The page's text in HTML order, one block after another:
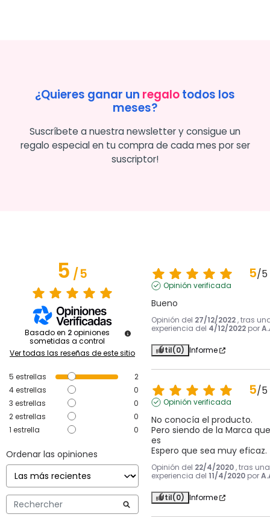
¿Quieres ganar un regalotodos los
meses?
Suscríbete a nuestra newsletter y consigue un
regalo especial en tu compra de cada mes por ser
suscriptor!
5/5
Basado en 2 opiniones
sometidas a control
Ver todas las reseñas de este sitio
5 estrellas
2
4estrellas
0
3 estrellas
0
2estrellas
0
1 estrella 0
Ordenar las opiniones
5/5
Opinión verificada
Bueno
Opinión del 27/12/2022 , tras
experiencia del 4/12/2022 por
Útil(0) Informe
5/5
Opinión verificada
No conocía el producto.
Pero siendo de la Marca que
es
Espero que sea muy eficaz.
Opinión del 22/4/2020 , tras una
experiencia del 11/4/2020 por
Útil(0) Informe